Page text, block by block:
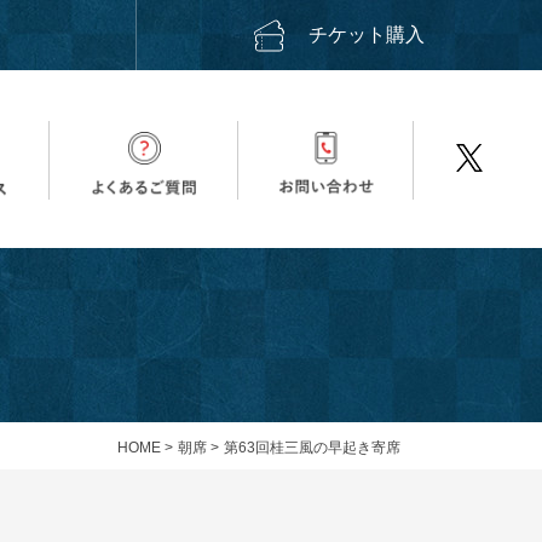
チケット購入
HOME > 朝席 > 第63回桂三風の早起き寄席